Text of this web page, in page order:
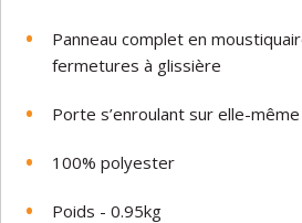
Panneau complet en
fermetures à glissière
Porte s’enroulant sur elle-même
100% polyester
Poids - 0.95kg